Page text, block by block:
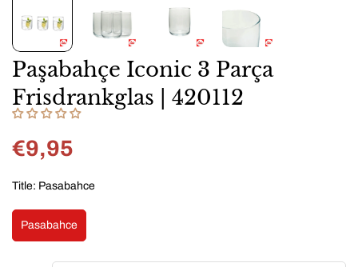
Paşabahçe Iconic 3 Parça
Frisdrankglas | 420112
Normal
€9,95
Title: Pasabahce
Pasabahce
Variant
Sold
Out